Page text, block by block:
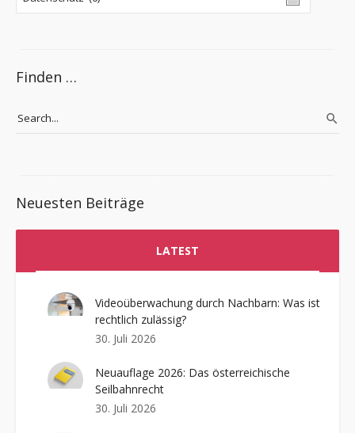
Finden …
Neuesten Beiträge
LATEST
Videoüberwachung durch Nachbarn: Was ist
rechtlich zulässig?
30. Juli 2026
Neuauflage 2026: Das österreichische
Seilbahnrecht
30. Juli 2026